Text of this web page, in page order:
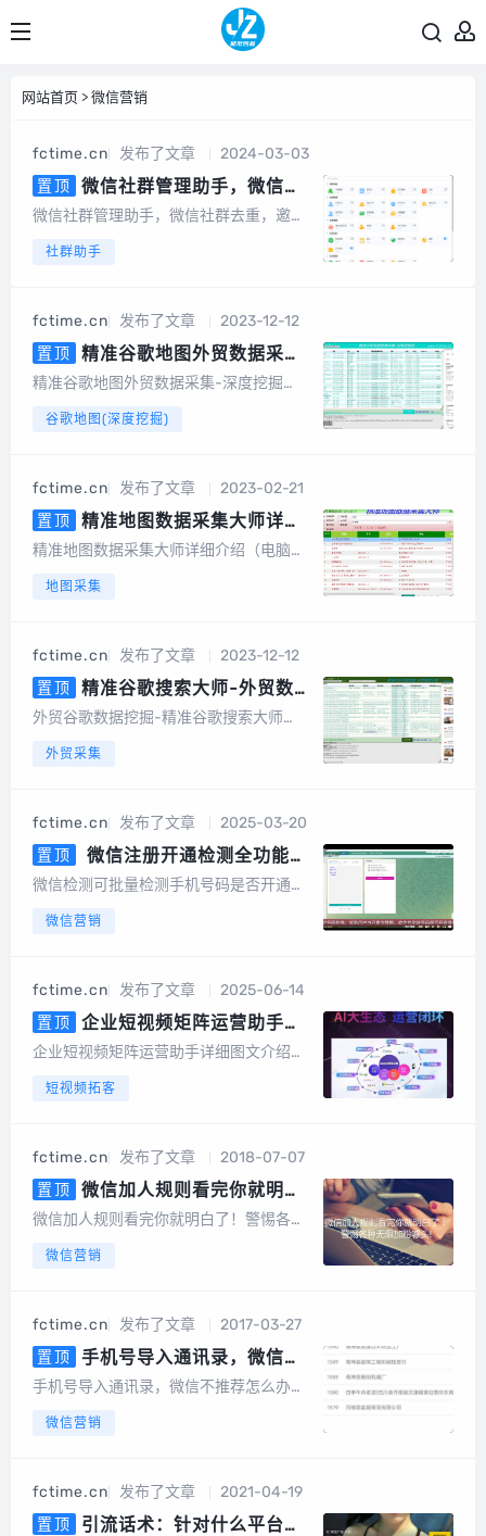
网站首页 > 微信营销
fctime.cn 发布了文章
2024-03-03
置顶
微信社群管理助手，微信社
群去重，含社群引流、社群运营、
自动回复、清理僵尸粉等等智能功
微信社群管理助手，微信社群去重，邀请
端开发的群管辅助软件，为团队及企业提
开。2、另外，也有企微版必销客，企销
客可以...
社群助手
fctime.cn 发布了文章
2023-12-12
置顶
精准谷歌地图外贸数据采集-
深度挖掘（电脑版）
精准谷歌地图外贸数据采集-深度挖掘
基于谷歌地图数据采集的软件，可以采集
词采集、一键采集邮箱、一键导出、数据
去重等，更...
谷歌地图(深度挖掘)
fctime.cn 发布了文章
2023-02-21
置顶
精准地图数据采集大师详细
介绍（电脑版，手机版）
精准地图数据采集大师详细介绍（电脑
精准地图数据采集大师安卓手机版是一款
地图采集
fctime.cn 发布了文章
2023-12-12
置顶
精准谷歌搜索大师-外贸数据
挖掘营销（电脑版）
外贸谷歌数据挖掘-精准谷歌搜索大师
以google搜索引擎作为基础进行智能数据
acebook、linkin、twitt...
外贸采集
fctime.cn 发布了文章
2025-03-20
置顶
微信注册开通检测全功能
版，可批量检测手机号码是否开通
筛选，国外号码，微信号QQ号等
微信检测可批量检测手机号码是否开通微
微信号QQ号等多种号码格式用户批量上传
来，高速筛选、精准无痕，有效降低运营
成本节...
微信营销
fctime.cn 发布了文章
2025-06-14
置顶
企业短视频矩阵运营助手详
细图文介绍，AI数字人，AI文案，
企业短视频矩阵运营助手详细图文介绍算
积分，1元100积分以数字人克隆为例短视
务管理图文矩阵管理UGC裂变码多模式视
频...
短视频拓客
fctime.cn 发布了文章
2018-07-07
置顶
微信加人规则看完你就明白
了！警惕各种无限加粉噱头!
微信加人规则看完你就明白了！警惕各种
杂，整理大家问题如下：1、有很多客户咨
示警惕各种无限加粉噱头，微信加人规则
看完你...
微信营销
fctime.cn 发布了文章
2017-03-27
置顶
手机号导入通讯录，微信不
推荐怎么办？
手机号导入通讯录，微信不推荐怎么办？
据汇总-导入，把电话号码导入手机通讯
友，开关是打开的。2、不要频繁的...
微信营销
fctime.cn 发布了文章
2021-04-19
置顶
引流话术：针对什么平台或